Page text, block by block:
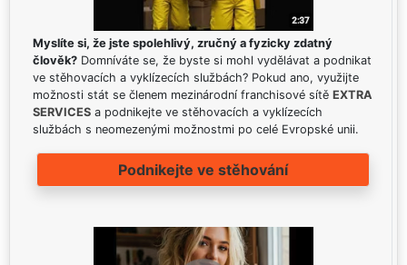
Myslíte si, že jste spolehlivý, zručný a fyzicky zdatný
člověk? Domníváte se, že byste si mohl vydělávat a podnikat
ve stěhovacích a vyklízecích službách? Pokud ano, využijte
možnosti stát se členem mezinárodní franchisové sítě EXTRA
SERVICES a podnikejte ve stěhovacích a vyklízecích
službách s neomezenými možnostmi po celé Evropské unii.
Podnikejte ve stěhování